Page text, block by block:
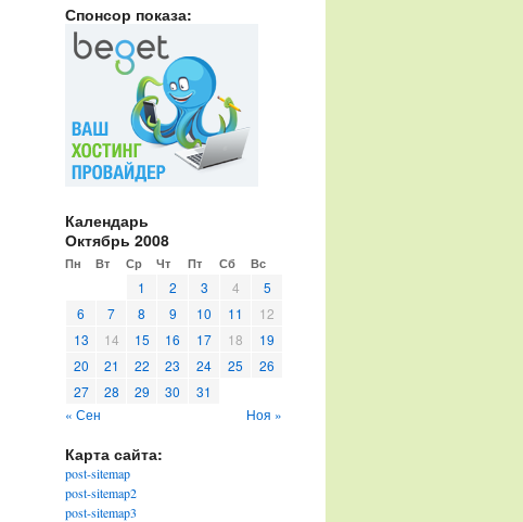
Спонсор показа:
Календарь
Октябрь 2008
Пн Вт Ср Чт Пт Сб Вс
1 2 3 4
5
6
7 8 9 10 11
12
13
14 15 16 17 18
19
20
21 22 23 24 25
26
27
28 29 30
31
« Сен
Ноя »
Карта сайта:
post-sitemap
post-sitemap2
post-sitemap3